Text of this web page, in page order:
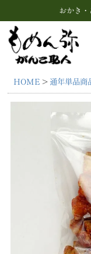
おかき
HOME 通年単品商